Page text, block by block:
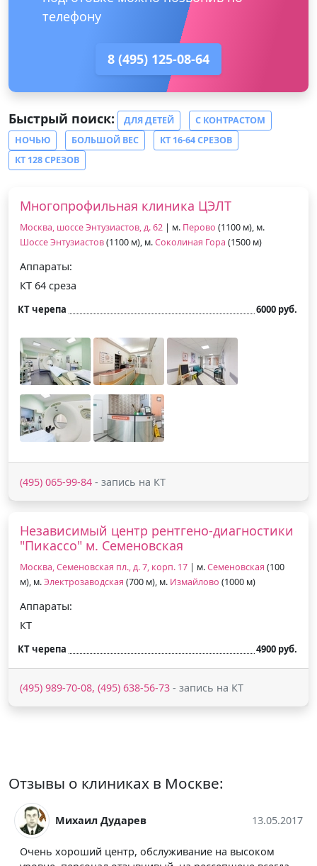
телефону
8 (495) 125-08-64
Быстрый поиск: ДЛЯ ДЕТЕЙ
С КОНТРАСТОМ
НОЧЬЮ
БОЛЬШОЙ ВЕС
КТ 16-64 СРЕЗОВ
КТ 128 СРЕЗОВ
Многопрофильная клиника ЦЭЛТ
Москва, шоссе Энтузиастов, д. 62 | м. Перово (1100 м), м.
Шоссе Энтузиастов(1100 м), м.Соколиная Гора (1500 м)
Аппараты:
КТ 64 среза
КТ черепа 6000 руб.
(495) 065-99-84 - запись на КТ
Независимый центр рентгено-диагностики
"Пикассо" м. Семеновская
Москва, Семеновская пл., д. 7, корп. 17 | м.Семеновская (100
м), м.Электрозаводская (700 м), м. Измайлово (1000 м)
Аппараты:
КТ
КТ черепа 4900 руб.
(495) 989-70-08, (495) 638-56-73 - запись на КТ
Отзывы о клиниках в Москве:
Михаил Дударев 13.05.2017
Очень хороший центр, обслуживание на высоком